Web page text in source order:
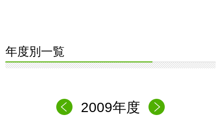
年度別一覧
2009年度